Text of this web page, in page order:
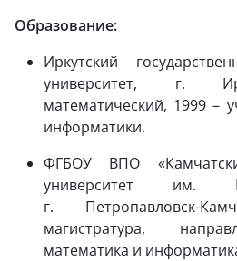
Образование:
Иркутский
университет, г.
математический, 1999 –
информатики.
ФГБОУ ВПО
университет им.
г. Петропавловск-
магистратура,
математика и